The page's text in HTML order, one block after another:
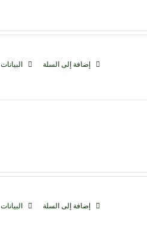
إضافة إلى السلة البيانات
إضافة إلى السلة البيانات